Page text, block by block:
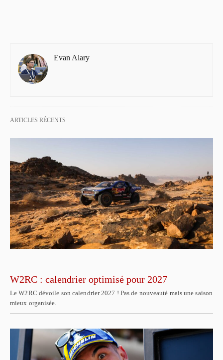
Evan Alary
ARTICLES RÉCENTS
W2RC : calendrier optimisé pour 2027
Le W2RC dévoile son calendrier 2027 ! Pas de nouveauté mais une saison
mieux organisée.